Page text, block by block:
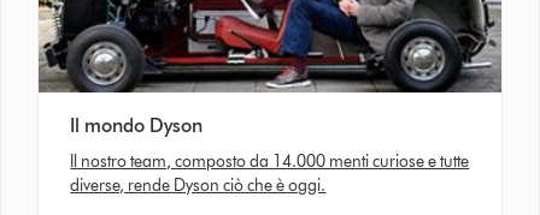
Il mondo Dyson
Il nostro team, composto da 14.000 menti curiose e tutte
diverse, rende Dyson ciò che è oggi.